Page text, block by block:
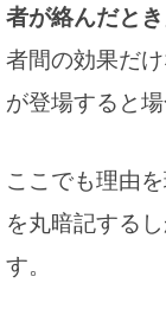
者が絡んだと
者間の効果だ
が登場すると
ここでも理由
を丸暗記する
す。